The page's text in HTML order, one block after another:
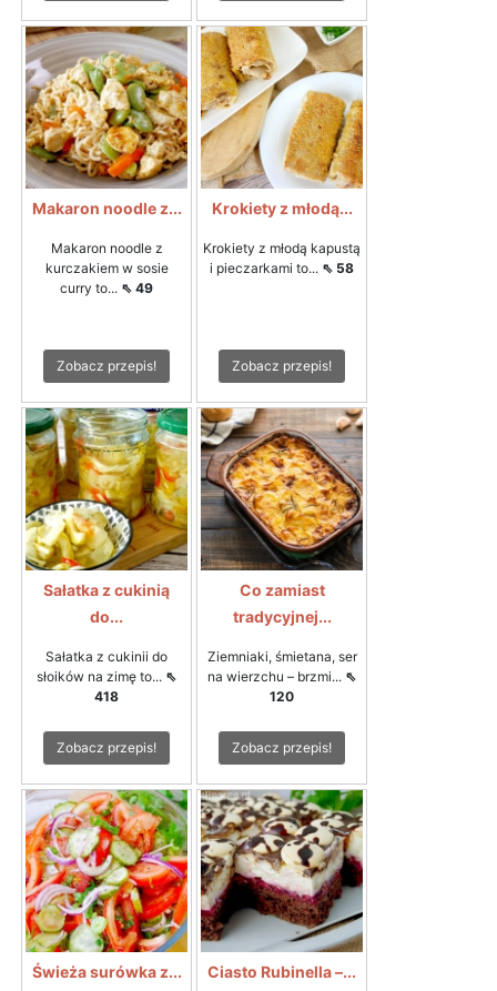
Makaron noodle z...
Makaron noodle z
kurczakiem w sosie
curry to... ⇖ 49
Zobacz przepis!
Krokiety z młodą...
Krokiety z młodą kapustą
i pieczarkami to... ⇖ 58
Zobacz przepis!
Sałatka z cukinią
do...
Sałatka z cukinii do
słoików na zimę to... ⇖
418
Zobacz przepis!
Co zamiast
tradycyjnej...
Ziemniaki, śmietana, ser
na wierzchu – brzmi... ⇖
120
Zobacz przepis!
Świeża surówka z... Ciasto Rubinella –...